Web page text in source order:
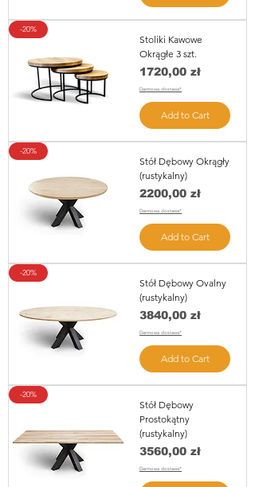
-20%
Stoliki Kawowe
Okrągłe 3 szt.
Price
1720,00 zł
Darmowa dostawa*
Add to Cart
-20%
Stół Dębowy Okrągły
(rustykalny)
Price
2200,00 zł
Darmowa dostawa*
Add to Cart
-20%
Stół Dębowy Ovalny
(rustykalny)
Price
3840,00 zł
Darmowa dostawa*
Add to Cart
-20%
Stół Dębowy
Prostokątny
(rustykalny)
Price
3560,00 zł
Darmowa dostawa*